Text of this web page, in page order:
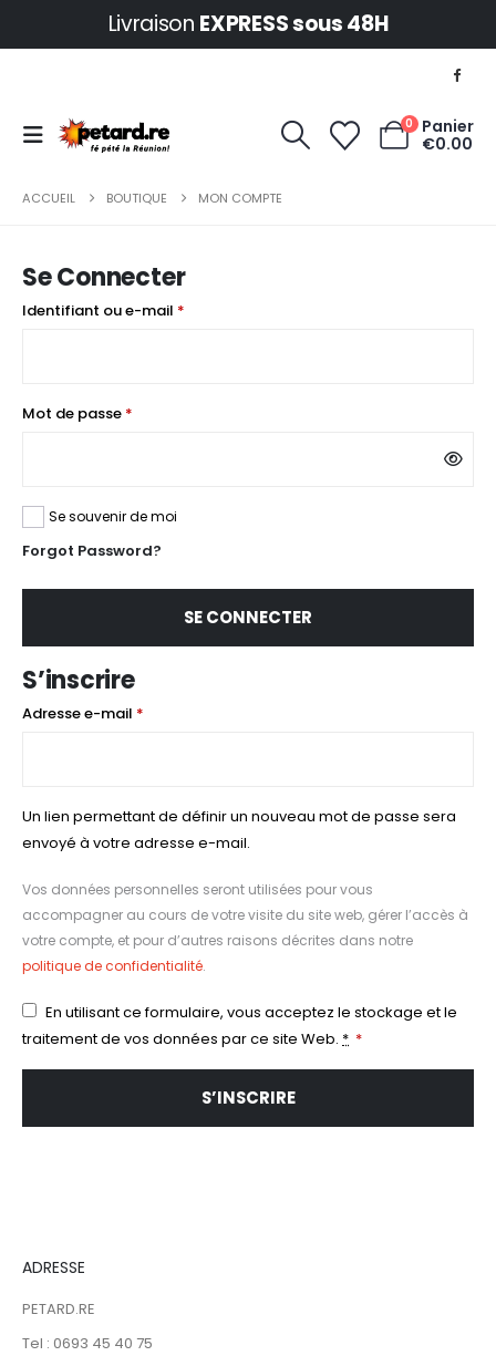
Livraison EXPRESS sous 48H
0
Panier
€0.00
ACCUEIL BOUTIQUE MON COMPTE
Se Connecter
Identifiant ou e-mail *
Mot de passe *
Se souvenir de moi
Forgot Password?
SE CONNECTER
S’inscrire
Adresse e-mail *
Un lien permettant de définir un nouveau mot de passe sera
envoyé à votre adresse e-mail.
Vos données personnelles seront utilisées pour vous
accompagner au cours de votre visite du site web, gérer l’accès à
votre compte, et pour d’autres raisons décrites dans notre
politique de confidentialité.
En utilisant ce formulaire, vous acceptez le stockage et le
traitement de vos données par ce site Web. * *
S’INSCRIRE
ADRESSE
PETARD.RE
Tel : 0693 45 40 75